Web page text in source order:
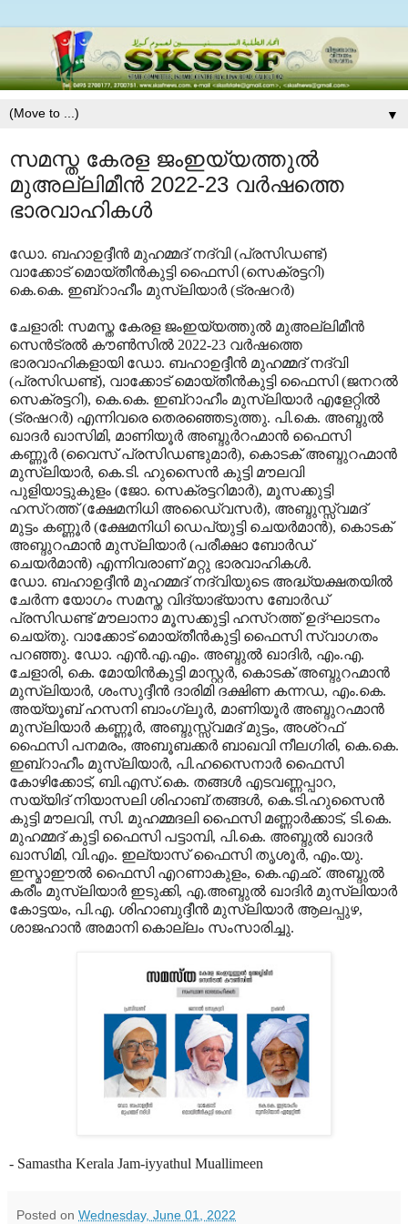
▼
സമസ്ത കേരള ജംഇയ്യത്തുല്‍
മുഅല്ലിമീന്‍ 2022-23 വര്‍ഷത്തെ
ഭാരവാഹികള്‍
ഡോ. ബഹാഉദ്ദീന്‍ മുഹമ്മദ് നദ്‌വി (പ്രസിഡണ്ട്)
വാക്കോട് മൊയ്തീന്‍കുട്ടി ഫൈസി (സെക്രട്ടറി)
കെ.കെ. ഇബ്‌റാഹീം മുസ്‌ലിയാര്‍ (ട്രഷറര്‍)
ചേളാരി: സമസ്ത കേരള ജംഇയ്യത്തുല്‍ മുഅല്ലിമീന്‍
സെന്‍ട്രല്‍ കൗണ്‍സില്‍ 2022-23 വര്‍ഷത്തെ
ഭാരവാഹികളായി ഡോ. ബഹാഉദ്ദീന്‍ മുഹമ്മദ് നദ്‌വി
(പ്രസിഡണ്ട്), വാക്കോട് മൊയ്തീന്‍കുട്ടി ഫൈസി (ജനറല്‍
സെക്രട്ടറി), കെ.കെ. ഇബ്‌റാഹീം മുസ്‌ലിയാര്‍ എളേറ്റില്‍
(ട്രഷറര്‍) എന്നിവരെ തെരഞ്ഞെടുത്തു. പി.കെ. അബ്ദുല്‍
ഖാദര്‍ ഖാസിമി, മാണിയൂര്‍ അബ്ദുര്‍റഹ്മാന്‍ ഫൈസി
കണ്ണൂര്‍ (വൈസ് പ്രസിഡണ്ടുമാര്‍), കൊടക് അബ്ദുറഹ്മാന്‍
മുസ്‌ലിയാര്‍, കെ.ടി. ഹുസൈന്‍ കുട്ടി മൗലവി
പുളിയാട്ടുകുളം (ജോ. സെക്രട്ടറിമാര്‍), മൂസക്കുട്ടി
ഹസ്‌റത്ത് (ക്ഷേമനിധി അഡൈ്വസര്‍), അബ്ദുസ്സ്വമദ്
മുട്ടം കണ്ണൂര്‍ (ക്ഷേമനിധി ഡെപ്യുട്ടി ചെയര്‍മാന്‍), കൊടക്
അബ്ദുറഹ്മാന്‍ മുസ്‌ലിയാര്‍ (പരീക്ഷാ ബോര്‍ഡ്
ചെയര്‍മാന്‍) എന്നിവരാണ് മറ്റു ഭാരവാഹികള്‍.
ഡോ. ബഹാഉദ്ദീന്‍ മുഹമ്മദ് നദ്‌വിയുടെ അദ്ധ്യക്ഷതയില്‍
ചേര്‍ന്ന യോഗം സമസ്ത വിദ്യാഭ്യാസ ബോര്‍ഡ്
പ്രസിഡണ്ട് മൗലാനാ മൂസക്കുട്ടി ഹസ്‌റത്ത് ഉദ്ഘാടനം
ചെയ്തു. വാക്കോട് മൊയ്തീന്‍കുട്ടി ഫൈസി സ്വാഗതം
പറഞ്ഞു. ഡോ. എന്‍.എ.എം. അബ്ദുല്‍ ഖാദിര്‍, എം.എ.
ചേളാരി, കെ. മോയിന്‍കുട്ടി മാസ്റ്റര്‍, കൊടക് അബ്ദുറഹ്മാന്‍
മുസ്‌ലിയാര്‍, ശംസുദ്ദീന്‍ ദാരിമി ദക്ഷിണ കന്നഡ, എം.കെ.
അയ്യൂബ് ഹസനി ബാംഗ്ലൂര്‍, മാണിയൂര്‍ അബ്ദുറഹ്മാന്‍
മുസ്‌ലിയാര്‍ കണ്ണൂര്‍, അബ്ദുസ്സ്വമദ് മുട്ടം, അശ്‌റഫ്
ഫൈസി പനമരം, അബൂബക്കര്‍ ബാഖവി നീലഗിരി, കെ.കെ.
ഇബ്‌റാഹീം മുസ്‌ലിയാര്‍, പി.ഹസൈനാര്‍ ഫൈസി
കോഴിക്കോട്, ബി.എസ്.കെ. തങ്ങള്‍ എടവണ്ണപ്പാറ,
സയ്യിദ് നിയാസലി ശിഹാബ് തങ്ങള്‍, കെ.ടി.ഹുസൈന്‍
കുട്ടി മൗലവി, സി. മുഹമ്മദലി ഫൈസി മണ്ണാര്‍ക്കാട്, ടി.കെ.
മുഹമ്മദ് കുട്ടി ഫൈസി പട്ടാമ്പി, പി.കെ. അബ്ദുല്‍ ഖാദര്‍
ഖാസിമി, വി.എം. ഇല്യാസ് ഫൈസി തൃശൂര്‍, എം.യു.
ഇസ്മാഈല്‍ ഫൈസി എറണാകുളം, കെ.എഛ്. അബ്ദുല്‍
കരീം മുസ്‌ലിയാര്‍ ഇടുക്കി, എ.അബ്ദുല്‍ ഖാദിര്‍ മുസ്‌ലിയാര്‍
കോട്ടയം, പി.എ. ശിഹാബുദ്ദീന്‍ മുസ്‌ലിയാര്‍ ആലപ്പുഴ,
ശാജഹാന്‍ അമാനി കൊല്ലം സംസാരിച്ചു.
- Samastha Kerala Jam-iyyathul Muallimeen
Posted on Wednesday, June 01, 2022